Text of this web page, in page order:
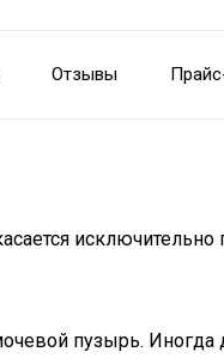
Отзывы
пузырь.